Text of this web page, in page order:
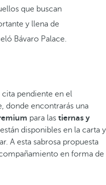
que buscan
y llena de
Bávaro Palace.
cita pendiente en el
donde encontrarás una
para las tiernas y
disponibles en la carta y
A esta sabrosa propuesta
en forma de